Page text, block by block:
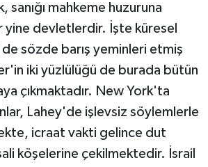
sanığı mahkeme huzuruna
yine devletlerdir. İşte küresel
sözde barış yeminleri etmiş
iki yüzlülüğü de burada bütün
çıkmaktadır. New York'ta
Lahey'de işlevsiz söylemlerle
icraat vakti gelince dut
köşelerine çekilmektedir. İsrail